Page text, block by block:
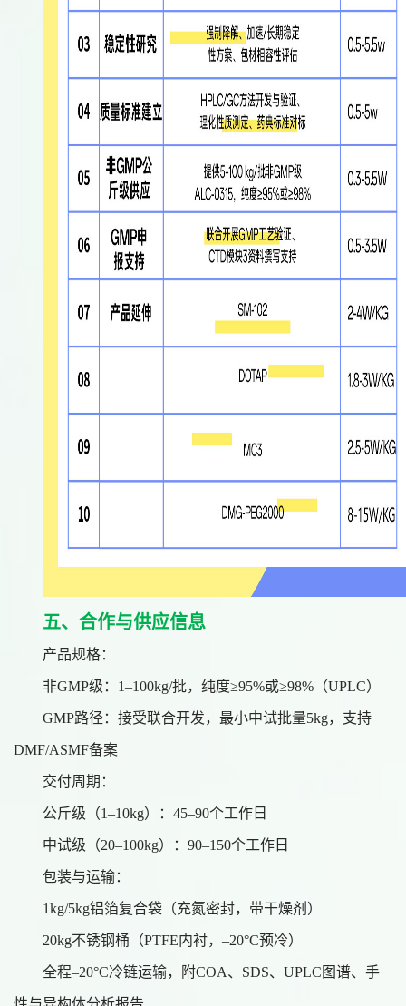
五、合作与供应信息
产品规格：
非GMP级：1–100kg/批，纯度≥95%或≥98%（UPLC）
GMP路径：接受联合开发，最小中试批量5kg，支持
DMF/ASMF备案
交付周期：
公斤级（1–10kg）：45–90个工作日
中试级（20–100kg）：90–150个工作日
包装与运输：
1kg/5kg铝箔复合袋（充氮密封，带干燥剂）
20kg不锈钢桶（PTFE内衬，–20°C预冷）
全程–20°C冷链运输，附COA、SDS、UPLC图谱、手